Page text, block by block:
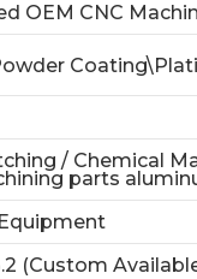
OEM CNC
/ Chemical
parts
(Custom